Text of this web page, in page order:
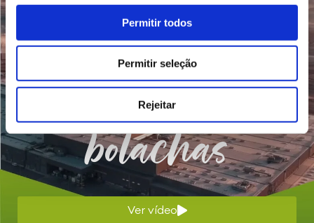
Permitir todos
Permitir seleção
Rejeitar
Mais de
130 anos
a fazer
bolachas
Ver vídeo